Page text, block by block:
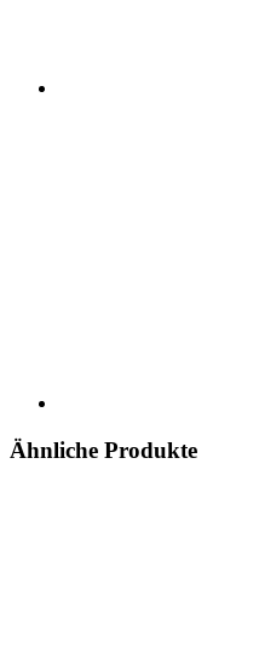
Ähnliche Produkte